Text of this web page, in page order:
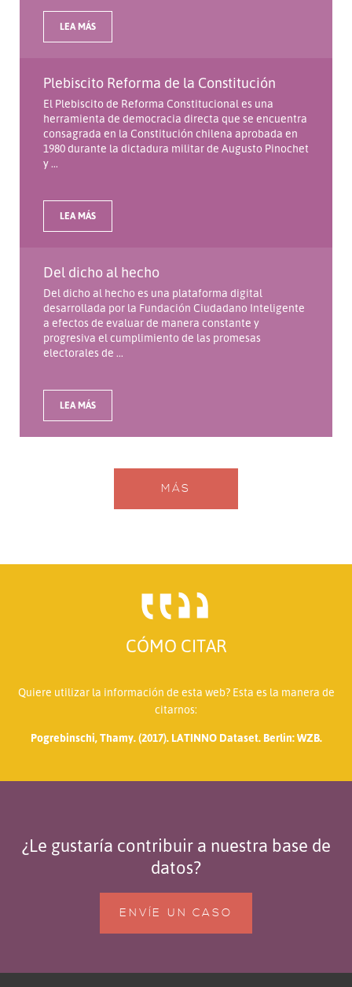
LEA MÁS
Plebiscito Reforma de la Constitución
El Plebiscito de Reforma Constitucional es una
herramienta de democracia directa que se encuentra
consagrada en la Constitución chilena aprobada en
1980 durante la dictadura militar de Augusto Pinochet
y ...
LEA MÁS
Del dicho al hecho
Del dicho al hecho es una plataforma digital
desarrollada por la Fundación Ciudadano Inteligente
a efectos de evaluar de manera constante y
progresiva el cumplimiento de las promesas
electorales de ...
LEA MÁS
MÁS
CÓMO CITAR
Quiere utilizar la información de esta web? Esta es la manera de
citarnos:
Pogrebinschi, Thamy. (2017). LATINNO Dataset. Berlin: WZB.
¿Le gustaría contribuir a nuestra base de
datos?
ENVÍE UN CASO